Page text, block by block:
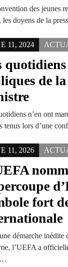
des jeunes
les doyens de la
11, 2024
quotidiens
de
n’en ont
tenus lors d’une
11, 2026
fort
démarche inédite
l’UEFA a